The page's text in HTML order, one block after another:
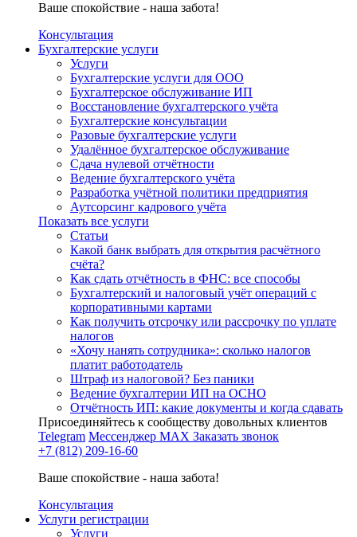
Ваше спокойствие - наша забота!
Консультация
Бухгалтерские услуги
Услуги
Бухгалтерские услуги для ООО
Бухгалтерское обслуживание ИП
Восстановление бухгалтерского учёта
Бухгалтерские консультации
Разовые бухгалтерские услуги
Удалённое бухгалтерское обслуживание
Сдача нулевой отчётности
Ведение бухгалтерского учёта
Разработка учётной политики предприятия
Аутсорсинг кадрового учёта
Показать все услуги
Статьи
Какой банк выбрать для открытия расчётного
счёта?
Как сдать отчётность в ФНС: все способы
Бухгалтерский и налоговый учёт операций с
корпоративными картами
Как получить отсрочку или рассрочку по уплате
налогов
«Хочу нанять сотрудника»: сколько налогов
платит работодатель
Штраф из налоговой? Без паники
Ведение бухгалтерии ИП на ОСНО
Отчётность ИП: какие документы и когда сдавать
Присоединяйтесь к сообществу довольных клиентов
Telegram Мессенджер MAX Заказать звонок
+7 (812) 209-16-60
Ваше спокойствие - наша забота!
Консультация
Услуги регистрации
Услуги